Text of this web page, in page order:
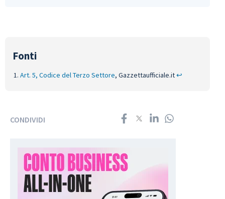
Art. 5, Codice del Terzo Settore, Gazzettaufficiale.it↩︎
CONDIVIDI